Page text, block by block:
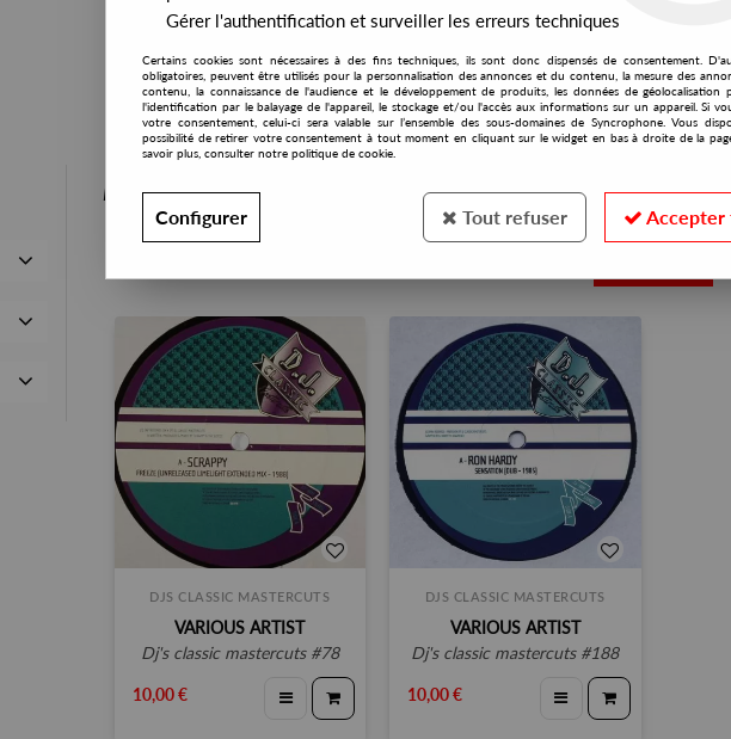
PRESALES EXCLUSIVES
DJS CLASSIC MASTERCUTS
VARIOUS ARTIST
dj's classic mastercuts #78
10,00 €
DJS CLASSIC MASTERCUTS
VARIOUS ARTIST
dj's classic mastercuts #188
10,00 €
Gérer l'authentification et surveiller les erreurs techniques
Certains cookies sont nécessaires à des fins techniques, ils sont donc dispensés de consentement.
obligatoires, peuvent être utilisés pour la personnalisation des annonces et du contenu, la mesure des
contenu, la connaissance de l'audience et le développement de produits, les données de géolocalisation
l'identification par le balayage de l'appareil, le stockage et/ou l'accès aux informations sur un appareil. Si
votre consentement, celui-ci sera valable sur l’ensemble des sous-domaines de Syncrophone. Vous
possibilité de retirer votre consentement à tout moment en cliquant sur le widget en bas à droite de la
savoir plus, consulter notre politique de cookie.
Configurer Tout refuser Accepter